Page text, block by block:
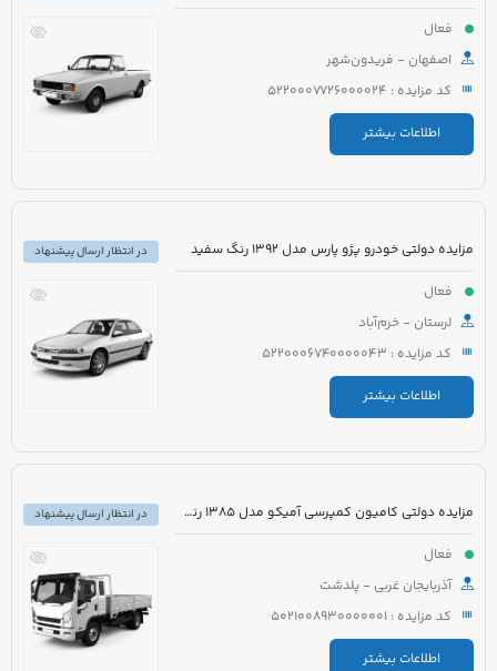
فعال
اصفهان - فریدون‌شهر
کد مزایده : 5220007726000024
اطلاعات بیشتر
مزایده دولتی خودرو پژو پارس مدل 1392 رنگ سفید
فعال
لرستان - خرم‌آباد
کد مزایده : 5220006740000043
اطلاعات بیشتر
در انتظار ارسال پیشنهاد
مزایده دولتی کامیون کمپرسی آمیکو مدل 1385 رنگ سفید نارنجی
فعال
آذربایجان غربی - پلدشت
کد مزایده : 5021008930000001
اطلاعات بیشتر
در انتظار ارسال پیشنهاد